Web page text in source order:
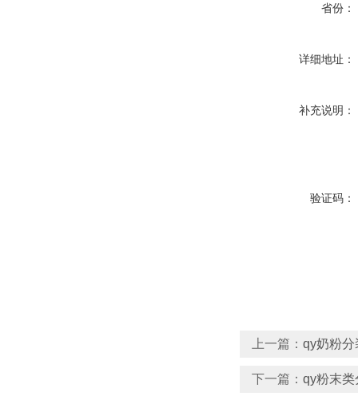
省份：
详细地址：
补充说明：
验证码：
上一篇： qy奶粉分
下一篇： qy粉末类